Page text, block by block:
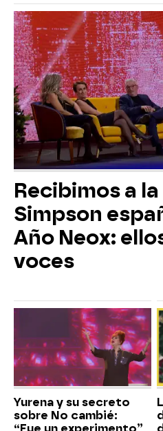
Recibimos a
Simpson
Año Neox:
voces
Yurena y su secreto
sobre No cambié: